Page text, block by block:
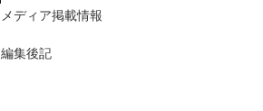
メディア掲載情報
編集後記